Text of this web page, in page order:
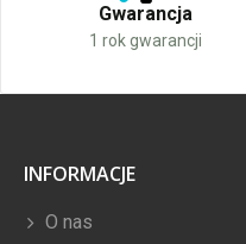
Gwarancja
1 rok gwarancji
INFORMACJE
O nas